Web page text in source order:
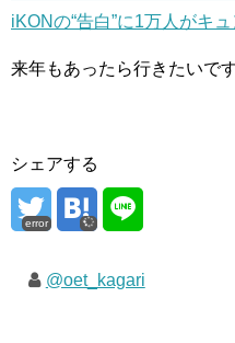
iKONの“告白”に1万人がキュ
来年もあったら行きたいです
シェアする
error
@oet_kagari